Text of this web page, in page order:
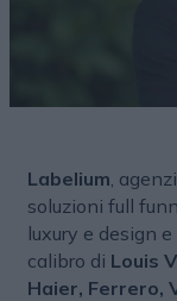
Labelium ,
soluzioni full
luxury e design
calibro di Louis
Haier, Ferrero,